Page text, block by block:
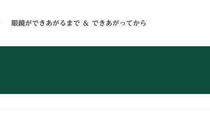
眼鏡ができあがるまで ＆ できあがってから